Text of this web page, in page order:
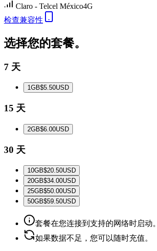
Claro - Telcel México4G
检查兼容性
选择您的套餐。
7 天
1GB$5.50USD
15 天
2GB$6.00USD
30 天
10GB$20.50USD
20GB$34.00USD
25GB$50.00USD
50GB$59.50USD
套餐在您连接到支持的网络时启动。
如果数据不足，您可以随时充值。